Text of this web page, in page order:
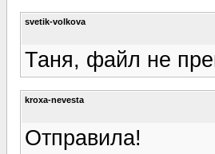
svetik-volkova
Таня, файл не
kroxa-nevesta
Отправила!